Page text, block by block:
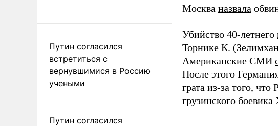
Путин согласился
встретиться с
вернувшимися в Россию
учеными
Путин согласился
Москва назвала
Убийство 40-летнего
Торнике К.
Американские СМИ
После этого
грата из-за того,
грузинского